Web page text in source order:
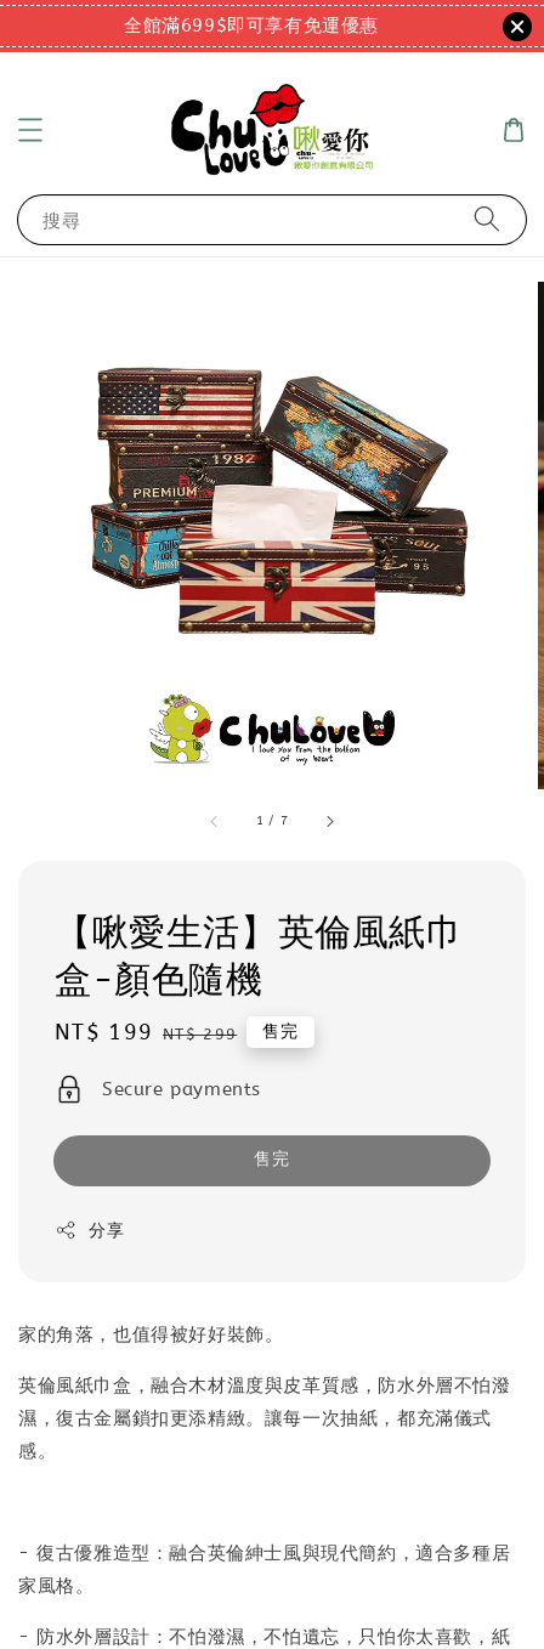
全館滿699$即可享有免運優惠
搜尋
1 / 7
【啾愛生活】英倫風紙巾
盒-顏色隨機
Sale
NT$ 199 Regular
NT$ 299 售完
Secure payments
售完
分享
家的角落，也值得被好好裝飾。
英倫風紙巾盒，融合木材溫度與皮革質感，防水外層不怕潑
濕，復古金屬鎖扣更添精緻。讓每一次抽紙，都充滿儀式
感。
- 復古優雅造型：融合英倫紳士風與現代簡約，適合多種居
家風格。
- 防水外層設計：不怕潑濕，不怕遺忘，只怕你太喜歡，紙